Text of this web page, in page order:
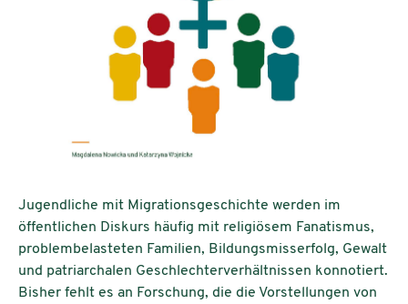
Jugendliche mit Migrationsgeschichte werden im
öffentlichen Diskurs häufig mit religiösem Fanatismus,
problembelasteten Familien, Bildungsmisserfolg, Gewalt
und patriarchalen Geschlechterverhältnissen konnotiert.
Bisher fehlt es an Forschung, die die Vorstellungen von